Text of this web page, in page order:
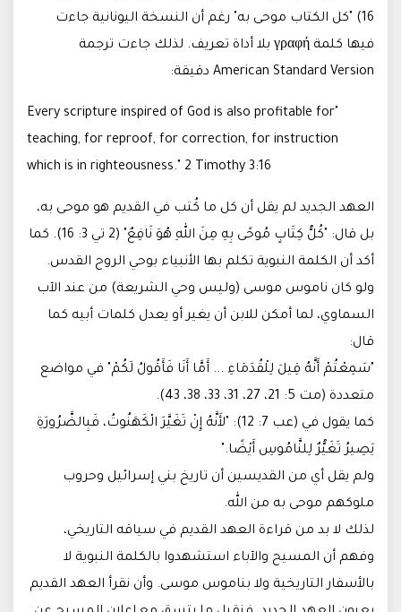
16) "كل الكتاب موحى به" رغم أن النسخة اليونانية جاءت
فيها كلمة γραφή بلا أداة تعريف. لذلك جاءت ترجمة
American Standard Version دقيقة:
"Every scripture inspired of God is also profitable for
teaching, for reproof, for correction, for instruction
which is in righteousness." 2 Timothy 3:16
العهد الجديد لم يقل أن كل ما كُتب في القديم هو موحى به،
بل قال: "كُلُّ كِتَابٍ مُوحًى بِهِ مِنَ اللهِ هُوَ نَافِعٌ" (2 تي 3: 16). كما
أكد أن الكلمة النبوية تكلم بها الأنبياء بوحي الروح القدس.
ولو كان ناموس موسى (وليس وحي الشريعة) من عند الآب
السماوي، لما أمكن للابن أن يغير أو يعدل كلمات أبيه كما
قال:
"سَمِعْتُمْ أَنَّهُ قِيلَ لِلْقُدَمَاءِ ... أَمَّا أَنَا فَأَقُولُ لَكُمْ" في مواضع
متعددة (مت 5: 21، 27، 31، 33، 38، 43).
كما يقول في (عب 7: 12): "لأَنَّهُ إِنْ تَغَيَّرَ الْكَهَنُوتُ، فَبِالضَّرُورَةِ
يَصِيرُ تَغَيُّرٌ لِلنَّامُوسِ أَيْضًا."
ولم يقل أي من القديسين أن تاريخ بني إسرائيل وحروب
ملوكهم موحى به من الله.
لذلك لا بد من قراءة العهد القديم في سياقه التاريخي،
وفهم أن المسيح والآباء استشهدوا بالكلمة النبوية لا
بالأسفار التاريخية ولا بناموس موسى. وأن نقرأ العهد القديم